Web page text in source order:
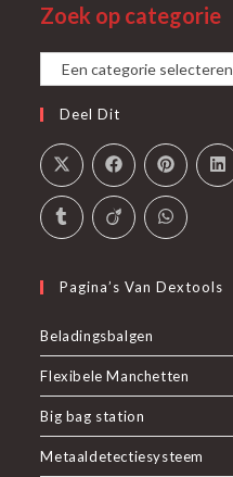
een
tab
Zoek op categorie
Een
categorie
selecteren
Deel Dit
Pagina’s Van Dextools
Beladingsbalgen
Flexibele Manchetten
Big bag station
Metaaldetectiesysteem